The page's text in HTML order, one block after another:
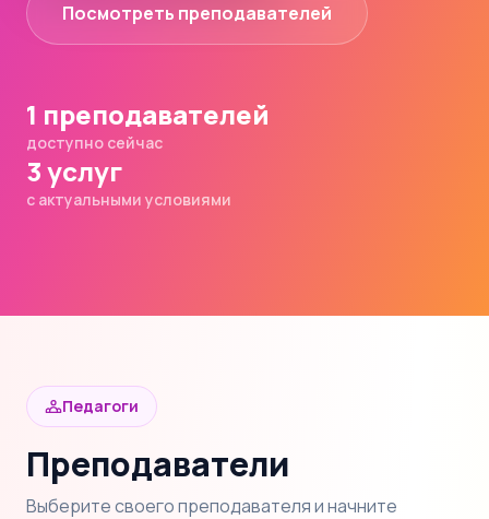
Посмотреть преподавателей
1 преподавателей
доступно сейчас
3 услуг
с актуальными условиями
Педагоги
Преподаватели
Выберите своего преподавателя и начните